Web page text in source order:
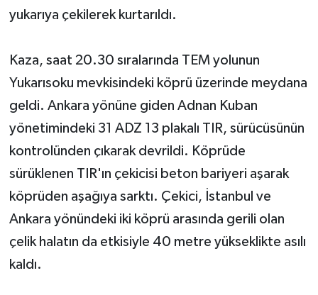
yukarıya çekilerek kurtarıldı.
Kaza, saat 20.30 sıralarında TEM yolunun
Yukarısoku mevkisindeki köprü üzerinde meydana
geldi. Ankara yönüne giden Adnan Kuban
yönetimindeki 31 ADZ 13 plakalı TIR, sürücüsünün
kontrolünden çıkarak devrildi. Köprüde
sürüklenen TIR'ın çekicisi beton bariyeri aşarak
köprüden aşağıya sarktı. Çekici, İstanbul ve
Ankara yönündeki iki köprü arasında gerili olan
çelik halatın da etkisiyle 40 metre yükseklikte asılı
kaldı.